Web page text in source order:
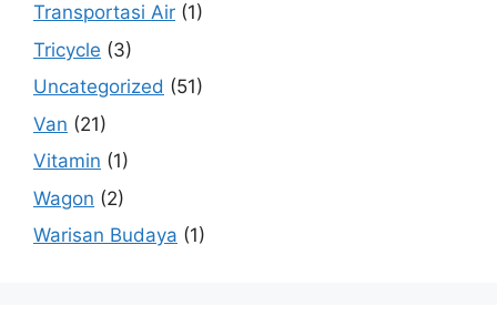
Transportasi Air (1)
Tricycle (3)
Uncategorized (51)
Van (21)
Vitamin (1)
Wagon (2)
Warisan Budaya (1)